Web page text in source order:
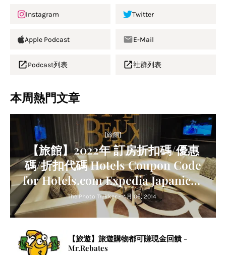
Instagram Twitter
Apple Podcast E-Mail
Podcast列表 社群列表
本周熱門文章
[旅館]
【旅館】2022年 訂房折扣碼/優惠
碼/折扣代碼 Hotels Coupon Code
for Hotels.com Expedia Japanican
Agoda Trip.com Relux
The Photo Trekker - 4月 06, 2014
【旅遊】旅遊購物都可賺現金回饋 -
Mr.Rebates